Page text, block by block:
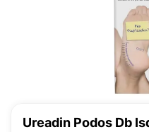
Ureadin Podos Db